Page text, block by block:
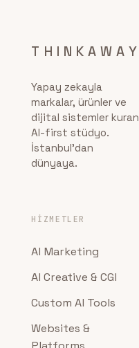
THINKAWAY
Yapay zekayla
markalar, ürünler ve
dijital sistemler kuran
AI-first stüdyo.
İstanbul'dan
dünyaya.
HIZMETLER
AI Marketing
AI Creative & CGI
Custom AI Tools
Websites &